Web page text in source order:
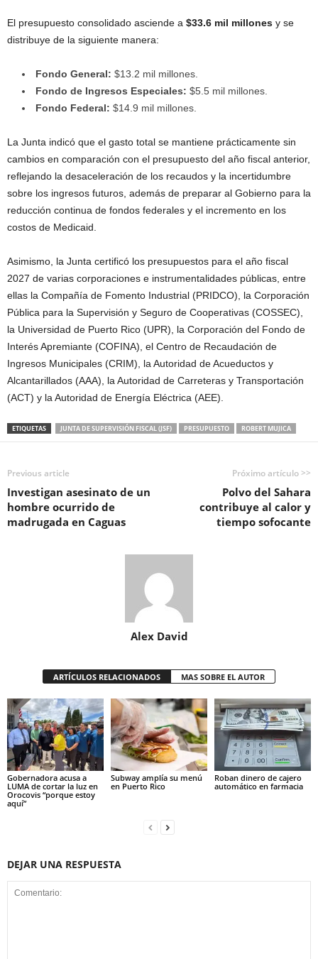
El presupuesto consolidado asciende a $33.6 mil millones y se
distribuye de la siguiente manera:
Fondo General: $13.2 mil millones.
Fondo de Ingresos Especiales: $5.5 mil millones.
Fondo Federal: $14.9 mil millones.
La Junta indicó que el gasto total se mantiene prácticamente sin
cambios en comparación con el presupuesto del año fiscal anterior,
reflejando la desaceleración de los recaudos y la incertidumbre
sobre los ingresos futuros, además de preparar al Gobierno para la
reducción continua de fondos federales y el incremento en los
costos de Medicaid.
Asimismo, la Junta certificó los presupuestos para el año fiscal
2027 de varias corporaciones e instrumentalidades públicas, entre
ellas la Compañía de Fomento Industrial (PRIDCO), la Corporación
Pública para la Supervisión y Seguro de Cooperativas (COSSEC),
la Universidad de Puerto Rico (UPR), la Corporación del Fondo de
Interés Apremiante (COFINA), el Centro de Recaudación de
Ingresos Municipales (CRIM), la Autoridad de Acueductos y
Alcantarillados (AAA), la Autoridad de Carreteras y Transportación
(ACT) y la Autoridad de Energía Eléctrica (AEE).
ETIQUETAS JUNTA DE SUPERVISIÓN FISCAL (JSF) PRESUPUESTO ROBERT MUJICA
Previous article
Investigan asesinato de un
hombre ocurrido de
madrugada en Caguas
Próximo artículo >>
Polvo del Sahara
contribuye al calor y
tiempo sofocante
Alex David
ARTÍCULOS RELACIONADOS MAS SOBRE EL AUTOR
Gobernadora acusa a
LUMA de cortar la luz en
Orocovis “porque estoy
aquí”
Subway amplía su menú
en Puerto Rico
Roban dinero de cajero
automático en farmacia
DEJAR UNA RESPUESTA